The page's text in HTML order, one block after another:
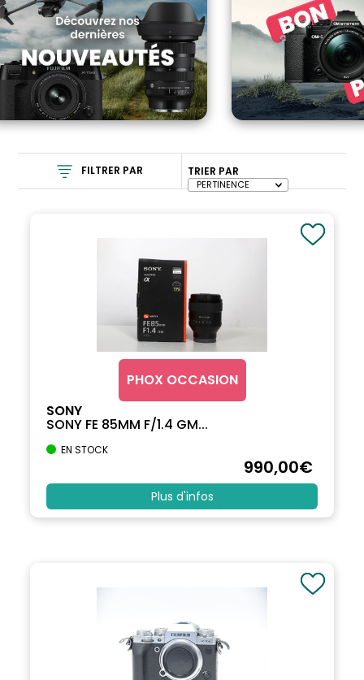
FILTRER PAR TRIER PAR
PHOX OCCASION
SONY
SONY FE 85MM F/1.4 GM...
EN STOCK
990,00€
Plus d'infos